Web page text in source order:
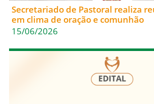
Secretariado de Pastoral realiza
em clima de oração e comunhão
15/06/2026